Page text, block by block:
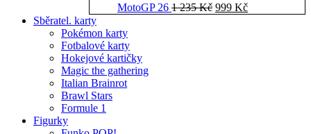
MotoGP 26 1 235Kč Původní
999 KčAktuální
Sběratel. karty
Pokémon karty
Fotbalové karty
Hokejové kartičky
Magic the gathering
Italian Brainrot
Brawl Stars
Formule 1
Figurky